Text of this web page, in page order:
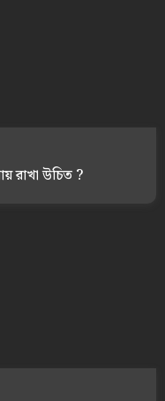
রাখা উচিত ?